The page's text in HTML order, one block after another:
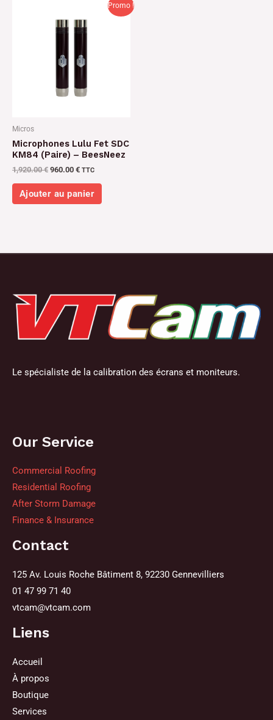
Promo !
Micros
Microphones Lulu Fet SDC
KM84 (Paire) – BeesNeez
1,920.00€
initial
était :
960.00 €
actuel
est :
TTC
Ajouter au panier
Le spécialiste de la calibration des écrans et moniteurs.
Our Service
Commercial Roofing
Residential Roofing
After Storm Damage
Finance & Insurance
Contact
125 Av. Louis Roche Bâtiment 8, 92230 Gennevilliers
01 47 99 71 40
vtcam@vtcam.com
Liens
Accueil
À propos
Boutique
Services